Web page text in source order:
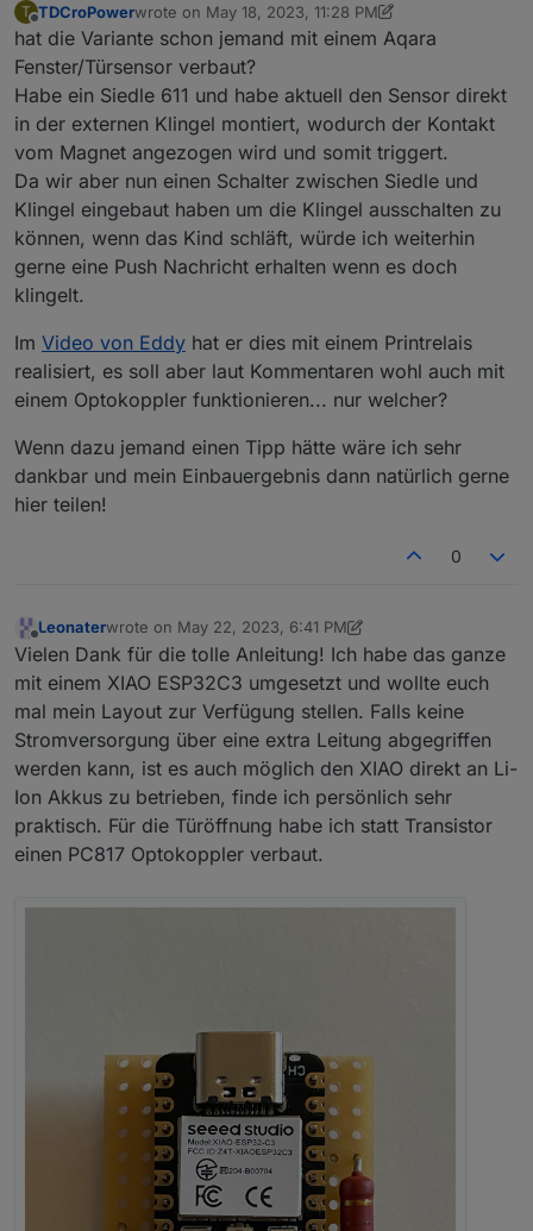
T
Offline
TDCroPowerwrote on May 18, 2023, 11:28 PM
last edited by TDCroPowerMay 19, 2023, 1:29 AM
hat die Variante schon jemand mit einem Aqara
Fenster/Türsensor verbaut?
Habe ein Siedle 611 und habe aktuell den Sensor direkt
in der externen Klingel montiert, wodurch der Kontakt
vom Magnet angezogen wird und somit triggert.
Da wir aber nun einen Schalter zwischen Siedle und
Klingel eingebaut haben um die Klingel ausschalten zu
können, wenn das Kind schläft, würde ich weiterhin
gerne eine Push Nachricht erhalten wenn es doch
klingelt.
Im Video von Eddy hat er dies mit einem Printrelais
realisiert, es soll aber laut Kommentaren wohl auch mit
einem Optokoppler funktionieren... nur welcher?
Wenn dazu jemand einen Tipp hätte wäre ich sehr
dankbar und mein Einbauergebnis dann natürlich gerne
hier teilen!
0
Offline
Leonaterwrote on May 22, 2023, 6:41 PM
last edited by LeonaterMay 22, 2023, 8:43 PM
Vielen Dank für die tolle Anleitung! Ich habe das ganze
mit einem XIAO ESP32C3 umgesetzt und wollte euch
mal mein Layout zur Verfügung stellen. Falls keine
Stromversorgung über eine extra Leitung abgegriffen
werden kann, ist es auch möglich den XIAO direkt an Li-
Ion Akkus zu betrieben, finde ich persönlich sehr
praktisch. Für die Türöffnung habe ich statt Transistor
einen PC817 Optokoppler verbaut.